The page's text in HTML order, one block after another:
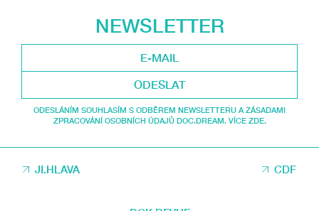
NEWSLETTER
ODESLAT
ODESLÁNÍM SOUHLASÍM S ODBĚREM NEWSLETTERU A ZÁSADAMI
ZPRACOVÁNÍ OSOBNÍCH ÚDAJŮ DOC.DREAM. VÍCE ZDE.
JI.HLAVA CDF